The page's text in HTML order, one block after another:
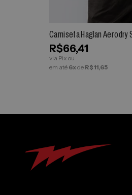
Camiseta Haglan Aerodry
R$66,41
via Pix ou
em até 6xde R$11,65